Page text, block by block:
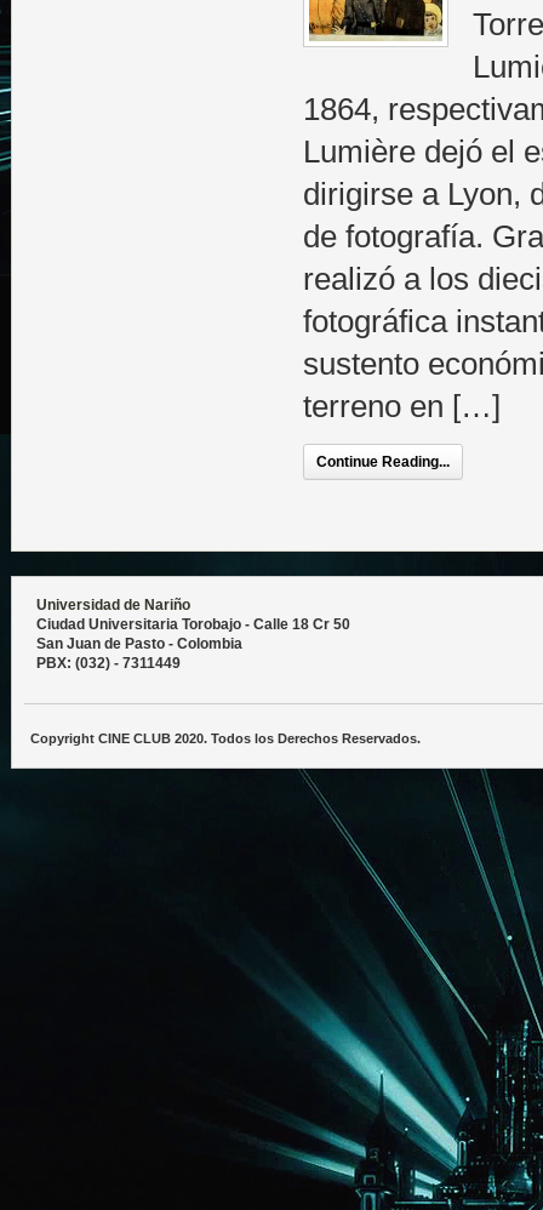
1864,
Lumière dejó el
dirigirse a Lyon,
de fotografía.
realizó a los
fotográfica
sustento
terreno en […]
Continue Reading...
Universidad de Nariño
Ciudad Universitaria Torobajo - Calle 18 Cr 50
San Juan de Pasto - Colombia
PBX: (032) - 7311449
Copyright CINE CLUB 2020. Todos los Derechos Reservados.